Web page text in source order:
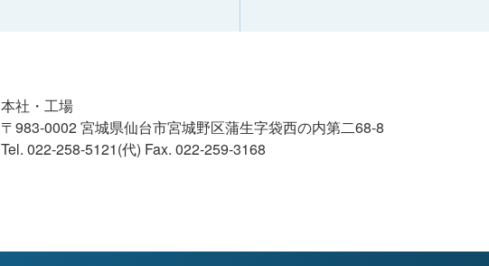
本社・工場
〒983-0002 宮城県仙台市宮城野区蒲生字袋西の内第二68-8
Tel. 022-258-5121(代) Fax. 022-259-3168